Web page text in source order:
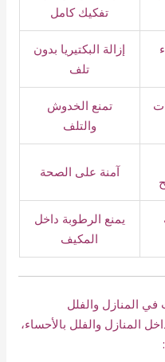
تفكيك كامل
إزالة البكتيريا بدون
تلف
تمنع الخدوش
والتلف
آمنة على الصحة
يمنع الرطوبة داخل
المكيف
المنازل والفلل
المنازل والفلل بالأحساء،